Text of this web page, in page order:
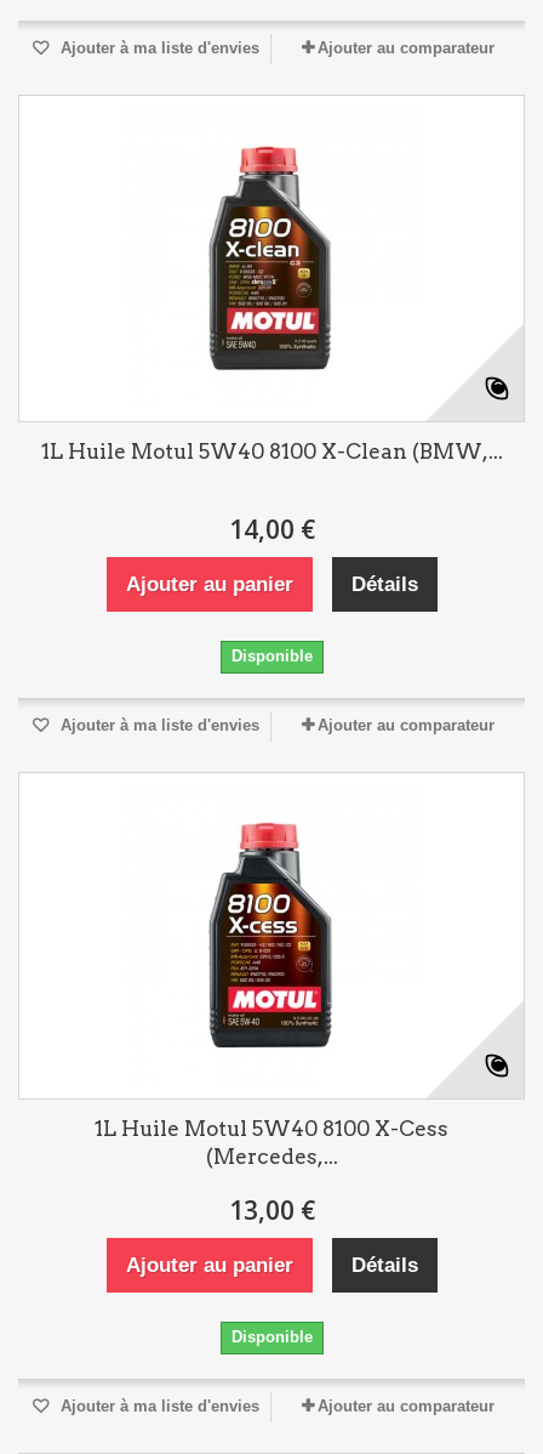
Ajouter à ma liste d'envies Ajouter au comparateur
1L Huile Motul 5W40 8100 X-Clean (BMW,...
14,00 €
Ajouter au panier Détails
Disponible
Ajouter à ma liste d'envies Ajouter au comparateur
1L Huile Motul 5W40 8100 X-Cess
(Mercedes,...
13,00 €
Ajouter au panier Détails
Disponible
Ajouter à ma liste d'envies Ajouter au comparateur